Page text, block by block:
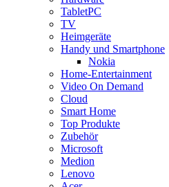
TabletPC
TV
Heimgeräte
Handy und Smartphone
Nokia
Home-Entertainment
Video On Demand
Cloud
Smart Home
Top Produkte
Zubehör
Microsoft
Medion
Lenovo